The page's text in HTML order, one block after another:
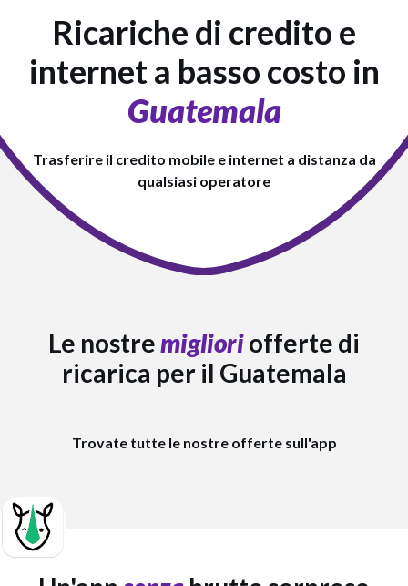
Ricariche di credito e
internet a basso costo in
Guatemala
Trasferire il credito mobile e internet a distanza da
qualsiasi operatore
Le nostremiglioriofferte di
ricarica per il Guatemala
Trovate tutte le nostre offerte sull'app